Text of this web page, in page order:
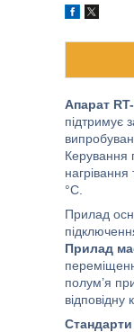
Апарат
підтримує
Керування
°C.
Прилад
Прилад
полум’я